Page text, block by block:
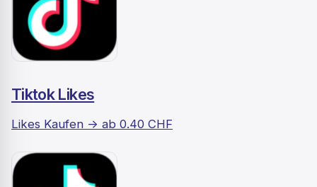
Tiktok Likes
Likes Kaufen -> ab 0.40 CHF